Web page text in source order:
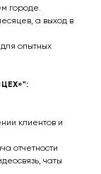
городе.
а выход в
опытных
клиентов и
отчетности
чаты